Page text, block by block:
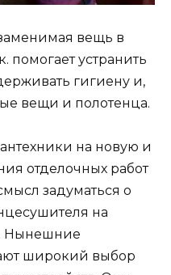
вещь в
помогает устранить
гигиену и,
вещи и полотенца.
на новую и
отделочных работ
задуматься о
на
Нынешние
широкий выбор